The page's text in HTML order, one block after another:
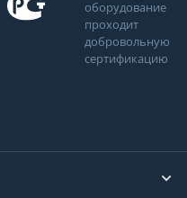
оборудование
проходит
добровольную
сертификацию